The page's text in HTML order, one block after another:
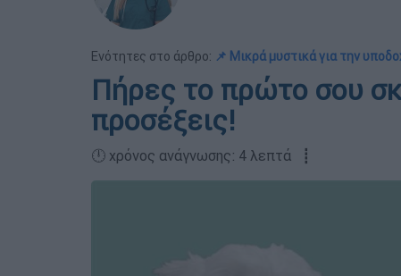
Ενότητες στο άρθρο: 📌 Μικρά μυστικά για την
Πήρες το πρώτο σου
προσέξεις!
🕛 χρόνος ανάγνωσης: 4 λεπτά ┋